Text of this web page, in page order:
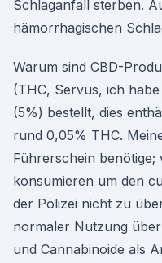
Schlaganfall sterben.
hämorrhagischen
Warum sind CBD-
(THC, Servus, ich
(5%) bestellt, dies
rund 0,05% THC.
Führerschein benötige;
konsumieren um den
der Polizei nicht zu
normaler Nutzung
und Cannabinoide als